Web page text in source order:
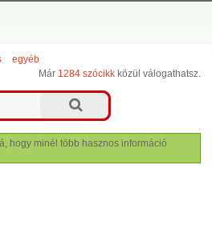
egyéb
Már 1284 szócikkközül válogathatsz.
hogy minél több hasznos információ